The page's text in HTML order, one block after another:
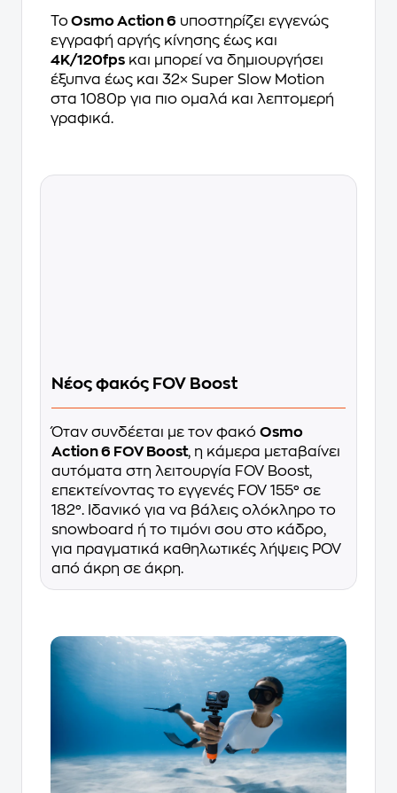
ΤοOsmo Action 6 υποστηρίζει εγγενώς
εγγραφή αργής κίνησης έως και
4K/120fps και μπορεί να δημιουργήσει
έξυπνα έως και 32× Super Slow Motion
στα 1080p για πιο ομαλά και λεπτομερή
γραφικά.
Νέος φακός FOV Boost
Όταν συνδέεται με τον φακό Osmo
Action 6 FOV Boost, η κάμερα μεταβαίνει
αυτόματα στη λειτουργία FOV Boost,
επεκτείνοντας το εγγενές FOV 155° σε
182°. Ιδανικό για να βάλεις ολόκληρο το
snowboard ή το τιμόνι σου στο κάδρο,
για πραγματικά καθηλωτικές λήψεις POV
από άκρη σε άκρη.